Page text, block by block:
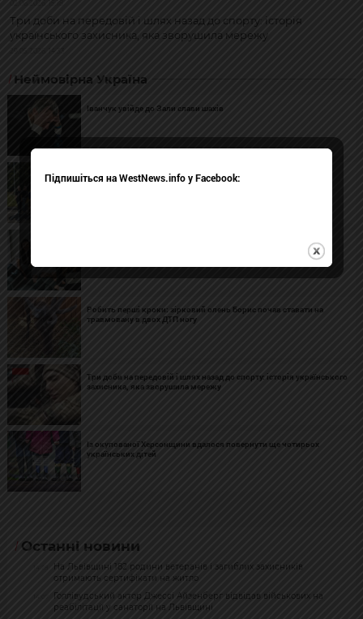
Три доби на передовій і шлях назад до спорту: історія
українського захисника, яка зворушила мережу
Неймовірна Україна
Іванчук увійде до Зали слави шахів
З тимчасово окупованих територій повернули ще чотирьох
українських дітей
Український стартап із корінням у Києві виробляє пакування з
Робить перші кроки: зірковий олень Борис почав ставати на
травмовану в двох ДТП ногу
Три доби на передовій і шлях назад до спорту: історія українського
захисника, яка зворушила мережу
Із окупованої Херсонщини вдалося повернути ще чотирьох
українських дітей
Останні новини
На Львівщині 182 родини ветеранів і загиблих захисників
отримають сертифікати на житло
Голлівудський актор Джессі Айзенберг відвідав військових на
реабілітації у санаторії на Львівщині
Підпишіться на WestNews.info у Facebook: